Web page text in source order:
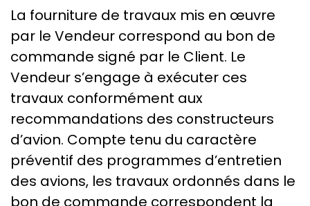
La fourniture de travaux mis en œuvre
par le Vendeur correspond au bon de
commande signé par le Client. Le
Vendeur s’engage à exécuter ces
travaux conformément aux
recommandations des constructeurs
d’avion. Compte tenu du caractère
préventif des programmes d’entretien
des avions, les travaux ordonnés dans le
bon de commande correspondent la